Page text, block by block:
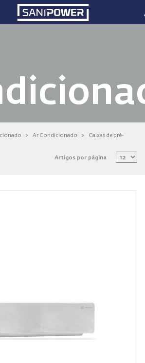
> Ar Condicionado >
Caixas de pré-
Artigos por página